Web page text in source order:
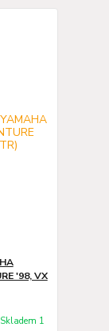
'98, VX
Skladem 1